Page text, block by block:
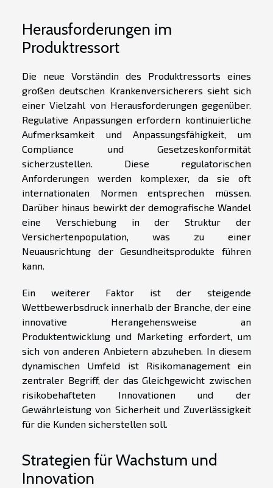
Herausforderungen im
Produktressort
Die neue Vorständin des Produktressorts eines
großen deutschen Krankenversicherers sieht sich
einer Vielzahl von Herausforderungen gegenüber.
Regulative Anpassungen erfordern kontinuierliche
Aufmerksamkeit und Anpassungsfähigkeit, um
Compliance und Gesetzeskonformität
sicherzustellen. Diese regulatorischen
Anforderungen werden komplexer, da sie oft
internationalen Normen entsprechen müssen.
Darüber hinaus bewirkt der demografische Wandel
eine Verschiebung in der Struktur der
Versichertenpopulation, was zu einer
Neuausrichtung der Gesundheitsprodukte führen
kann.
Ein weiterer Faktor ist der steigende
Wettbewerbsdruck innerhalb der Branche, der eine
innovative Herangehensweise an
Produktentwicklung und Marketing erfordert, um
sich von anderen Anbietern abzuheben. In diesem
dynamischen Umfeld ist Risikomanagement ein
zentraler Begriff, der das Gleichgewicht zwischen
risikobehafteten Innovationen und der
Gewährleistung von Sicherheit und Zuverlässigkeit
für die Kunden sicherstellen soll.
Strategien für Wachstum und
Innovation